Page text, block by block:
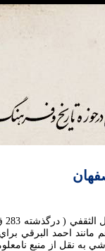
احمد البرقي
به نقل از منبع